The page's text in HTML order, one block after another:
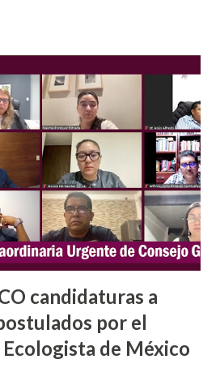
que “esta obra la estoy realizando
la pitaya, la he analizado
sus colores, textura y sabor que
años de esfuerzo y trabajo, felicito
esto se ha logrado gracias a su
organización, así como con el
posible año con año esta
candidaturas a
por el
de México